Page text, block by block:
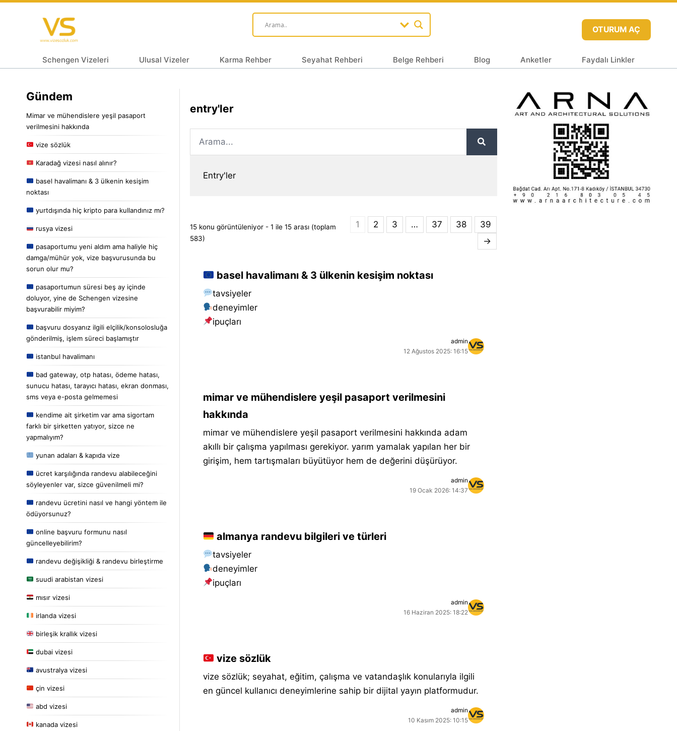
OTURUM AÇ
Schengen Vizeleri Ulusal Vizeler Karma Rehber Seyahat Rehberi Belge Rehberi Blog Anketler Faydalı Linkler
Gündem
Mimar ve mühendislere yeşil pasaport
verilmesini hakkında
vize sözlük
Karadağ vizesi nasıl alınır?
basel havalimanı & 3 ülkenin kesişim
noktası
yurtdışında hiç kripto para kullandınız mı?
rusya vizesi
pasaportumu yeni aldım ama haliyle hiç
damga/mühür yok, vize başvurusunda bu
sorun olur mu?
pasaportumun süresi beş ay içinde
doluyor, yine de Schengen vizesine
başvurabilir miyim?
başvuru dosyanız ilgili elçilik/konsolosluğa
gönderilmiş, işlem süreci başlamıştır
istanbul havalimanı
bad gateway, otp hatası, ödeme hatası,
sunucu hatası, tarayıcı hatası, ekran donması,
sms veya e-posta gelmemesi
kendime ait şirketim var ama sigortam
farklı bir şirketten yatıyor, sizce ne
yapmalıyım?
yunan adaları & kapıda vize
ücret karşılığında randevu alabileceğini
söyleyenler var, sizce güvenilmeli mi?
randevu ücretini nasıl ve hangi yöntem ile
ödüyorsunuz?
online başvuru formunu nasıl
güncelleyebilirim?
randevu değişikliği & randevu birleştirme
suudi arabistan vizesi
mısır vizesi
irlanda vizesi
birleşik krallık vizesi
dubai vizesi
avustralya vizesi
çin vizesi
abd vizesi
kanada vizesi
entry'ler
Entry'ler
15 konu görüntüleniyor - 1 ile 15 arası (toplam
583)
1 2 3 … 37 38
39
→
basel havalimanı & 3 ülkenin kesişim noktası
tavsiyeler
deneyimler
i̇puçları
admin
12 Ağustos 2025: 16:15
mimar ve mühendislere yeşil pasaport verilmesini
hakkında
mimar ve mühendislere yeşil pasaport verilmesini hakkında adam
akıllı bir çalışma yapılması gerekiyor. yarım yamalak yapılan her bir
girişim, hem tartışmaları büyütüyor hem de değerini düşürüyor.
admin
19 Ocak 2026: 14:37
almanya randevu bilgileri ve türleri
tavsiyeler
deneyimler
i̇puçları
admin
16 Haziran 2025: 18:22
vize sözlük
vize sözlük; seyahat, eğitim, çalışma ve vatandaşlık konularıyla ilgili
en güncel kullanıcı deneyimlerine sahip bir dijital yayın platformudur.
admin
10 Kasım 2025: 10:15